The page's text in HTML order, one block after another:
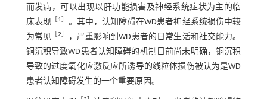
而发病，可以出现以肝功能损害及神经系统症状为主的临
床表现
1
。其中，认知障碍在WD患者神经系统损伤中较
为常见 ［2
，严重影响到WD患者的日常生活和社交能力。
铜沉积导致WD患者认知障碍的机制目前尚未明确，铜沉积
导致的过度氧化应激反应所诱导的线粒体损伤被认为是WD
患者认知障碍发生的一个重要原因。